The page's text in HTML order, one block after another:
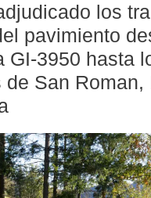
los
pavimiento
GI-3950 hasta
de San Roman,